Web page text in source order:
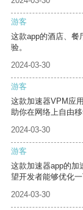
游客
这款app的酒店、餐
验。
2024-03-30
游客
这款加速器VPM应
助你在网络上自由移
2024-03-30
游客
这款加速器app的加
望开发者能够优化一
2024-03-30